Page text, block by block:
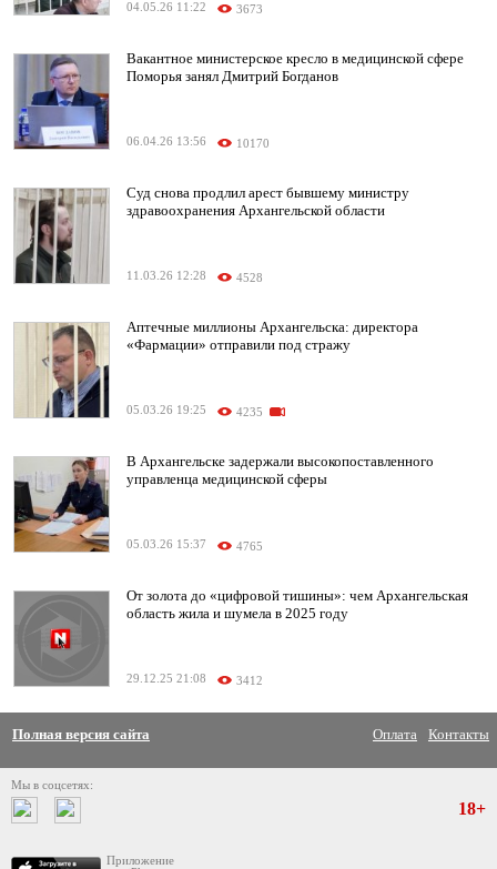
04.05.26 11:22 3673
Вакантное министерское кресло в медицинской сфере
Поморья занял Дмитрий Богданов
06.04.26 13:56 10170
Суд снова продлил арест бывшему министру
здравоохранения Архангельской области
11.03.26 12:28 4528
Аптечные миллионы Архангельска: директора
«Фармации» отправили под стражу
05.03.26 19:25 4235
В Архангельске задержали высокопоставленного
управленца медицинской сферы
05.03.26 15:37 4765
От золота до «цифровой тишины»: чем Архангельская
область жила и шумела в 2025 году
29.12.25 21:08 3412
Полная версия сайта Оплата Контакты
Мы в соцсетях:
Приложение
18+